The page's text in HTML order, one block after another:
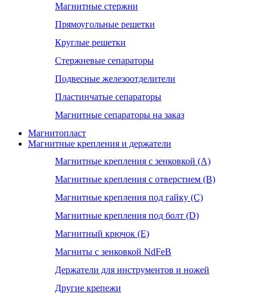
Магнитные стержни
Прямоугольные решетки
Круглые решетки
Стержневые сепараторы
Подвесные железоотделители
Пластинчатые сепараторы
Магнитные сепараторы на заказ
Магнитопласт
Магнитные крепления и держатели
Магнитные крепления с зенковкой (А)
Магнитные крепления с отверстием (В)
Магнитные крепления под гайку (С)
Магнитные крепления под болт (D)
Магнитный крючок (Е)
Магниты с зенковкой NdFeB
Держатели для инструментов и ножей
Другие крепежи